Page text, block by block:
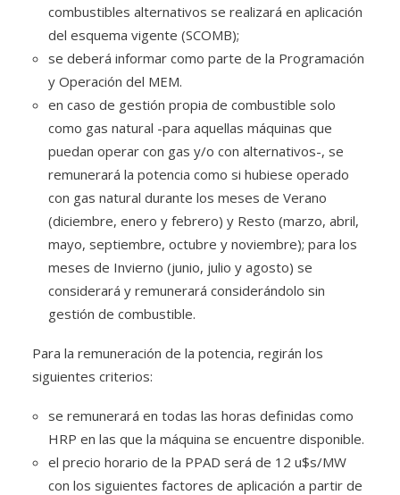
combustibles alternativos se realizará en aplicación
del esquema vigente (SCOMB);
se deberá informar como parte de la Programación
y Operación del MEM.
en caso de gestión propia de combustible solo
como gas natural -para aquellas máquinas que
puedan operar con gas y/o con alternativos-, se
remunerará la potencia como si hubiese operado
con gas natural durante los meses de Verano
(diciembre, enero y febrero) y Resto (marzo, abril,
mayo, septiembre, octubre y noviembre); para los
meses de Invierno (junio, julio y agosto) se
considerará y remunerará considerándolo sin
gestión de combustible.
Para la remuneración de la potencia, regirán los
siguientes criterios:
se remunerará en todas las horas definidas como
HRP en las que la máquina se encuentre disponible.
el precio horario de la PPAD será de 12 u$s/MW
con los siguientes factores de aplicación a partir de